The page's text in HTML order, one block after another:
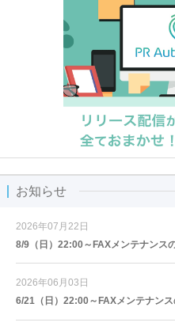
お知らせ
2026年07月22日
8/9（日）22:00～FAXメンテナンス
2026年06月03日
6/21（日）22:00～FAXメンテナン